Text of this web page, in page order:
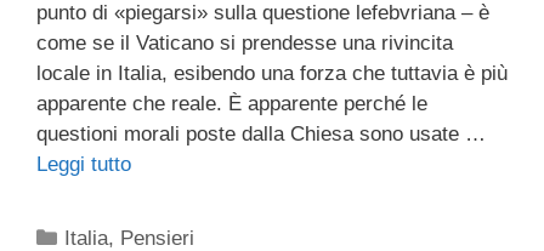
punto di «piegarsi» sulla questione lefebvriana – è
come se il Vaticano si prendesse una rivincita
locale in Italia, esibendo una forza che tuttavia è più
apparente che reale. È apparente perché le
questioni morali poste dalla Chiesa sono usate …
Leggi tutto
Categorie
Italia, Pensieri